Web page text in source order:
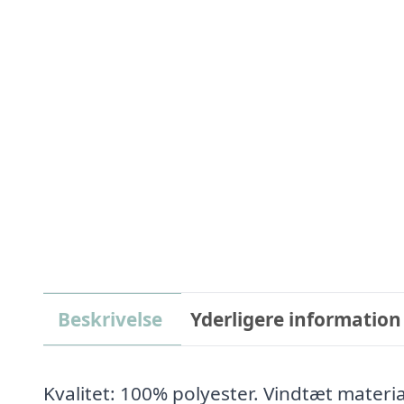
Beskrivelse Yderligere information
Kvalitet: 100% polyester. Vindtæt